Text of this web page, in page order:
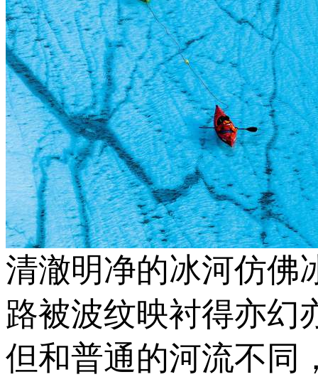
清澈明净的冰河仿佛
路被波纹映衬得亦幻
但和普通的河流不同